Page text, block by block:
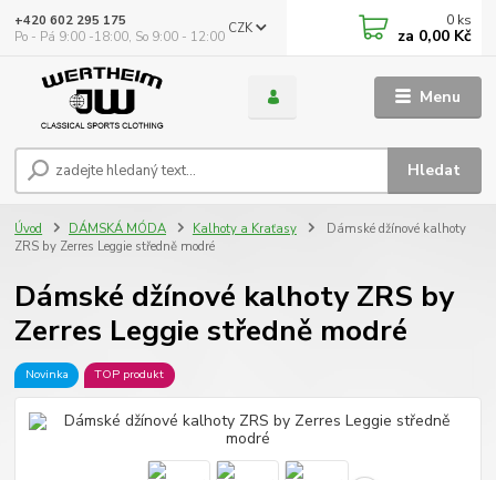
Menu
CZK
Hledat
+420 602 295 175
Po - Pá 9:00 -18:00, So 9:00 - 12:00
0 ks
za 0,00 Kč
Úvod DÁMSKÁ MÓDA Kalhoty a Kraťasy
Dámské džínové kalhoty
ZRS by Zerres Leggie středně modré
Dámské džínové kalhoty ZRS by
Zerres Leggie středně modré
Novinka TOP produkt